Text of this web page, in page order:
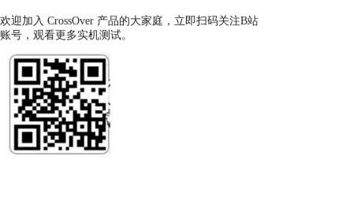
欢迎加入 CrossOver 产品的大家庭，立即扫码关注B站
账号，观看更多实机测试。